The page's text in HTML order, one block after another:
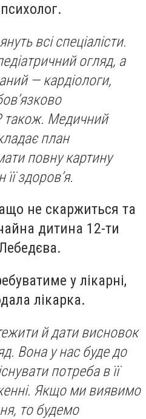
всі спеціалісти.
огляд, а
— кардіологи,
Медичний
план
повну картину
здоров’я.
не скаржиться та
дитина 12-ти
у лікарні,
лікарка.
й дати висновок
Вона у нас буде до
потреба в її
Якщо ми виявимо
то будемо